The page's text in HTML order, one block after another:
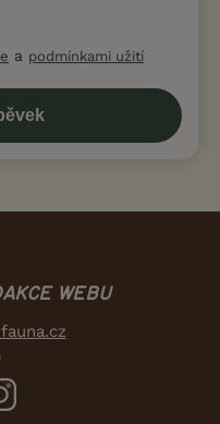
a podmínkami užití
WEBU